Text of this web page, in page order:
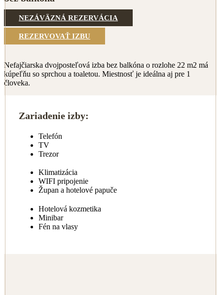
NEZÁVÄZNÁ REZERVÁCIA
REZERVOVAŤ IZBU
Nefajčiarska dvojposteľová izba bez balkóna o rozlohe 22 m2 má
kúpeľňu so sprchou a toaletou. Miestnosť je ideálna aj pre 1
človeka.
Zariadenie izby:
Telefón
TV
Trezor
Klimatizácia
WIFI pripojenie
Župan a hotelové papuče
Hotelová kozmetika
Minibar
Fén na vlasy